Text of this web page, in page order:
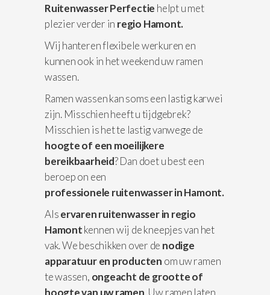
Ruitenwasser Perfectie helpt u met
plezier verder in regio Hamont.
Wij hanteren flexibele werkuren en
kunnen ook in het weekend uw ramen
wassen.
Ramen wassen kan soms een lastig karwei
zijn. Misschien heeft u tijdgebrek?
Misschien is het te lastig vanwege de
hoogte of een moeilijkere
bereikbaarheid? Dan doet u best een
beroep on een
professionele ruitenwasser in Hamont.
Alservaren ruitenwasser in regio
Hamontkennen wij de kneepjes van het
vak. We beschikken over de nodige
apparatuuren producten om uw ramen
te wassen, ongeacht de grootte of
hoogte van uw ramen. Uw ramen laten